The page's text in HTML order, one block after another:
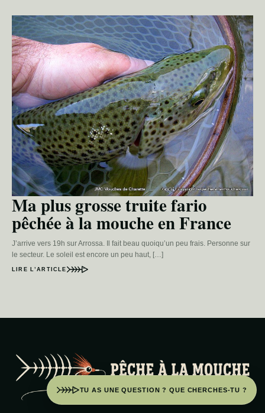
Ma plus grosse truite fario
pêchée à la mouche en France
J’arrive vers 19h sur Arrossa. Il fait beau quoiqu’un peu frais. Personne sur
le secteur. Le soleil est encore un peu haut, […]
LIRE L’ARTICLE
TU AS UNE QUESTION ? QUE CHERCHES-TU ?